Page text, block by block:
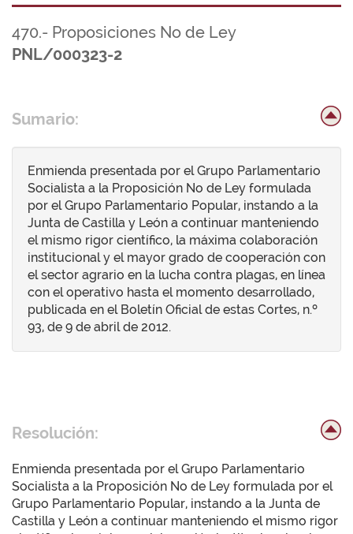
470.- Proposiciones No de Ley
PNL/000323-2
Sumario:
Enmienda presentada por el Grupo Parlamentario
Socialista a la Proposición No de Ley formulada
por el Grupo Parlamentario Popular, instando a la
Junta de Castilla y León a continuar manteniendo
el mismo rigor científico, la máxima colaboración
institucional y el mayor grado de cooperación con
el sector agrario en la lucha contra plagas, en línea
con el operativo hasta el momento desarrollado,
publicada en el Boletín Oficial de estas Cortes, n.º
93, de 9 de abril de 2012.
Resolución:
Enmienda presentada por el Grupo Parlamentario
Socialista a la Proposición No de Ley formulada por el
Grupo Parlamentario Popular, instando a la Junta de
Castilla y León a continuar manteniendo el mismo rigor